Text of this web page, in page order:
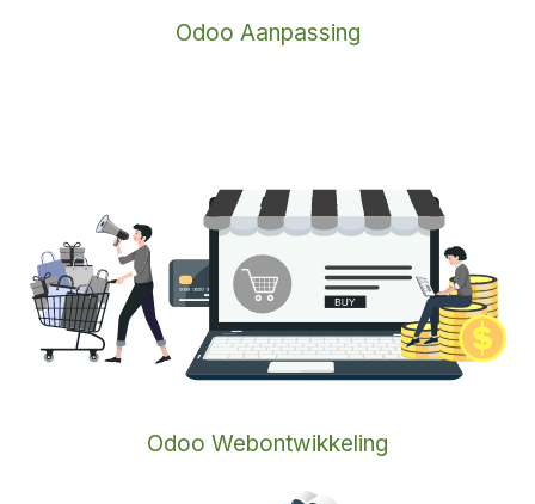
Odoo Aanpassing
Odoo Webontwikkeling